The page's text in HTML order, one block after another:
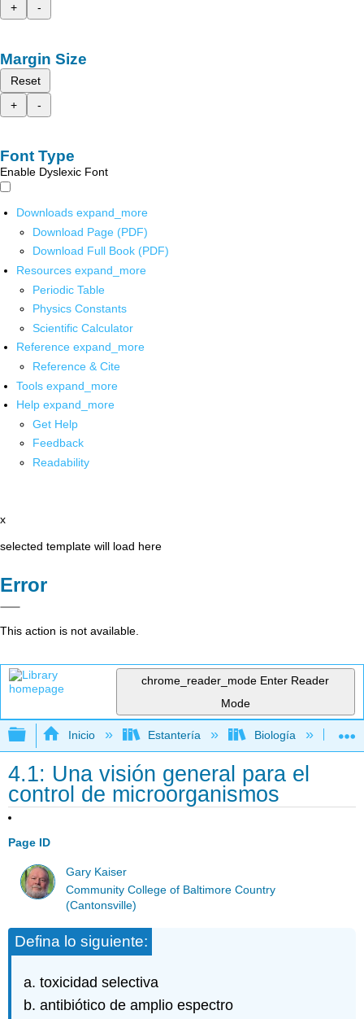
+
-
Margin Size
Reset
+
-
Font Type
Enable Dyslexic Font
Downloads expand_more
Download Page (PDF)
Download Full Book (PDF)
Resources expand_more
Periodic Table
Physics Constants
Scientific Calculator
Reference expand_more
Reference & Cite
Tools expand_more
Help expand_more
Get Help
Feedback
Readability
x
selected template will load here
Error
This action is not available.
chrome_reader_mode Enter Reader
Mode
Expandir/contraer jerarquía global
Inicio Estantería Biología
4.1: Una visión general para el
control de microorganismos
Page ID
Gary Kaiser
Community College of Baltimore Country
(Cantonsville)
Defina lo siguiente:
toxicidad selectiva
antibiótico de amplio espectro